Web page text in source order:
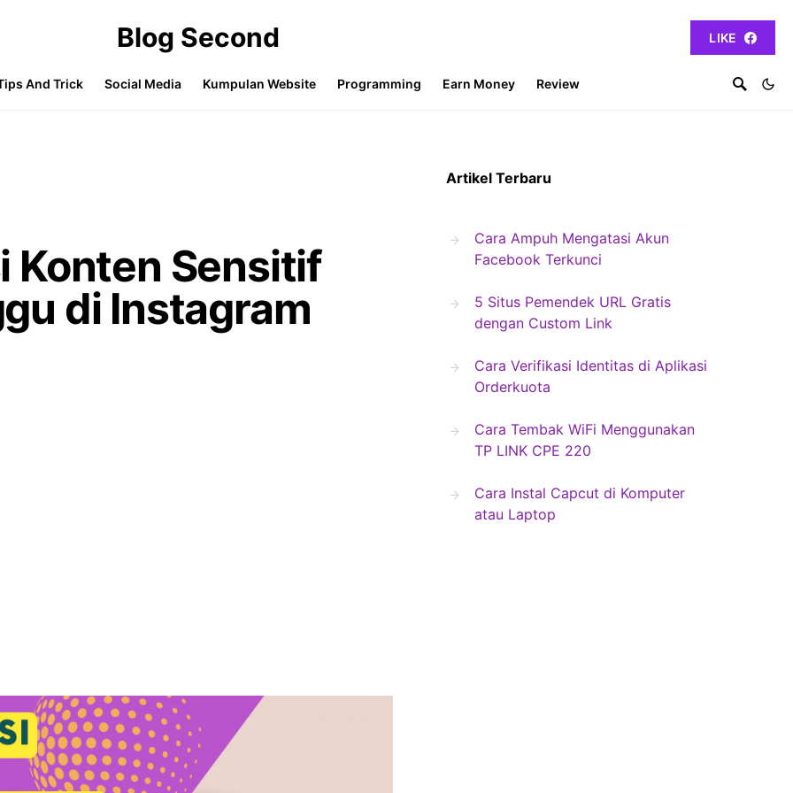
Blog Second LIKE
And Trick Social Media Kumpulan Website Programming Earn Money Review
Konten Sensitif
di Instagram
Artikel Terbaru
Cara Ampuh Mengatasi Akun
Facebook Terkunci
5 Situs Pemendek URL Gratis
dengan Custom Link
Cara Verifikasi Identitas di Aplikasi
Orderkuota
Cara Tembak WiFi Menggunakan
TP LINK CPE 220
Cara Instal Capcut di Komputer
atau Laptop